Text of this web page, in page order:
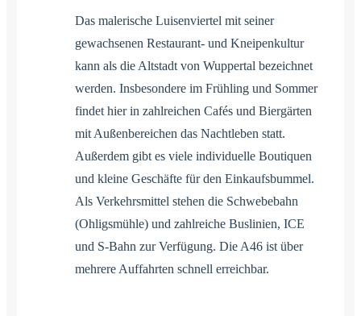
Das malerische Luisenviertel mit seiner
gewachsenen Restaurant- und Kneipenkultur
kann als die Altstadt von Wuppertal bezeichnet
werden. Insbesondere im Frühling und Sommer
findet hier in zahlreichen Cafés und Biergärten
mit Außenbereichen das Nachtleben statt.
Außerdem gibt es viele individuelle Boutiquen
und kleine Geschäfte für den Einkaufsbummel.
Als Verkehrsmittel stehen die Schwebebahn
(Ohligsmühle) und zahlreiche Buslinien, ICE
und S-Bahn zur Verfügung. Die A46 ist über
mehrere Auffahrten schnell erreichbar.